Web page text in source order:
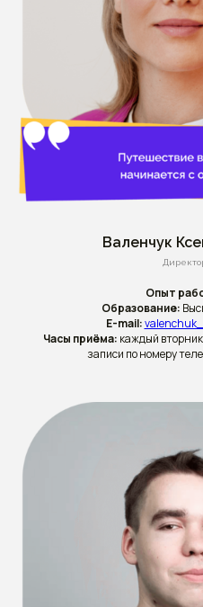
Валенчук
Опыт
Образование:
E-mail:
Часы приёма: каждый
записи по номеру